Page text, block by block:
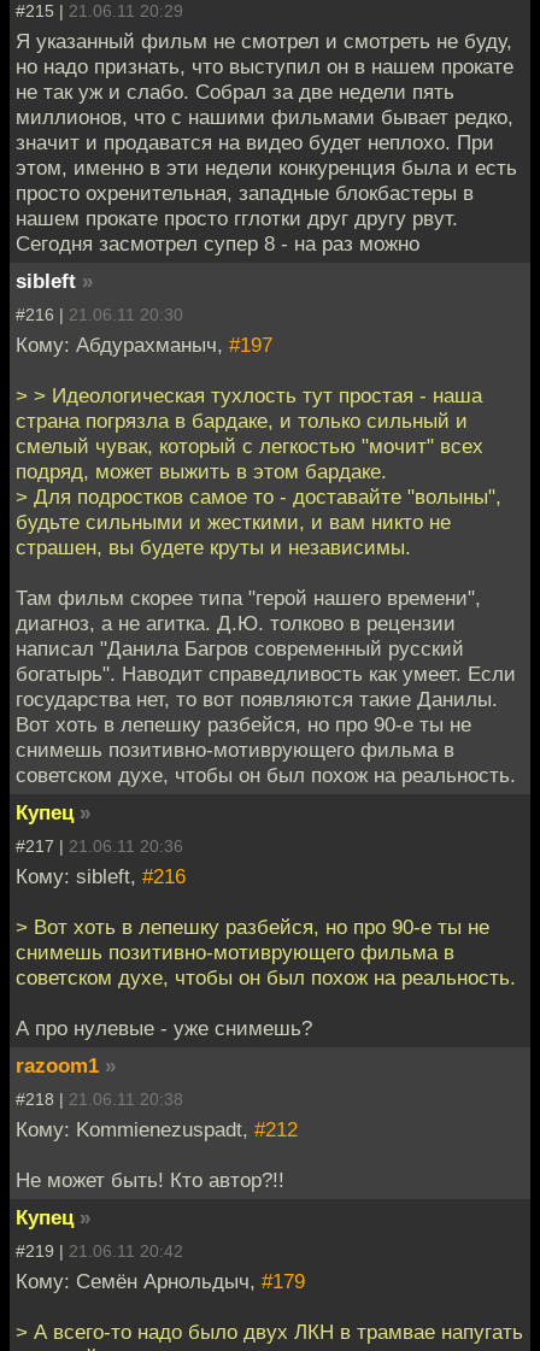
#215 | 21.06.11 20:29
Я указанный фильм не смотрел и смотреть не буду,
но надо признать, что выступил он в нашем прокате
не так уж и слабо. Собрал за две недели пять
миллионов, что с нашими фильмами бывает редко,
значит и продаватся на видео будет неплохо. При
этом, именно в эти недели конкуренция была и есть
просто охренительная, западные блокбастеры в
нашем прокате просто гглотки друг другу рвут.
Сегодня засмотрел супер 8 - на раз можно
sibleft »
#216 | 21.06.11 20:30
Кому: Абдурахманыч, #197
> > Идеологическая тухлость тут простая - наша
страна погрязла в бардаке, и только сильный и
смелый чувак, который с легкостью "мочит" всех
подряд, может выжить в этом бардаке.
> Для подростков самое то - доставайте "волыны",
будьте сильными и жесткими, и вам никто не
страшен, вы будете круты и независимы.
Там фильм скорее типа "герой нашего времени",
диагноз, а не агитка. Д.Ю. толково в рецензии
написал "Данила Багров современный русский
богатырь". Наводит справедливость как умеет. Если
государства нет, то вот появляются такие Данилы.
Вот хоть в лепешку разбейся, но про 90-е ты не
снимешь позитивно-мотиврующего фильма в
советском духе, чтобы он был похож на реальность.
Купец »
#217 | 21.06.11 20:36
Кому: sibleft, #216
> Вот хоть в лепешку разбейся, но про 90-е ты не
снимешь позитивно-мотиврующего фильма в
советском духе, чтобы он был похож на реальность.
А про нулевые - уже снимешь?
razoom1 »
#218 | 21.06.11 20:38
Кому: Kommienezuspadt, #212
Не может быть! Кто автор?!!
Купец »
#219 | 21.06.11 20:42
Кому: Семён Арнольдыч, #179
> А всего-то надо было двух ЛКН в трамвае напугать